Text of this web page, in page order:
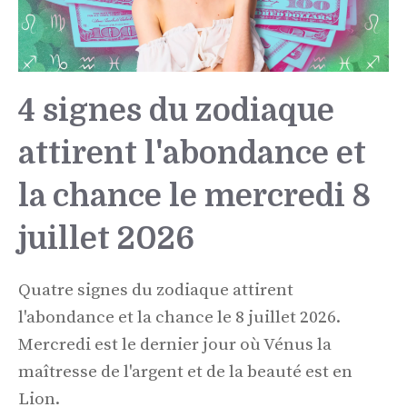
4 signes du zodiaque
attirent l'abondance et
la chance le mercredi 8
juillet 2026
Quatre signes du zodiaque attirent
l'abondance et la chance le 8 juillet 2026.
Mercredi est le dernier jour où Vénus la
maîtresse de l'argent et de la beauté est en
Lion.